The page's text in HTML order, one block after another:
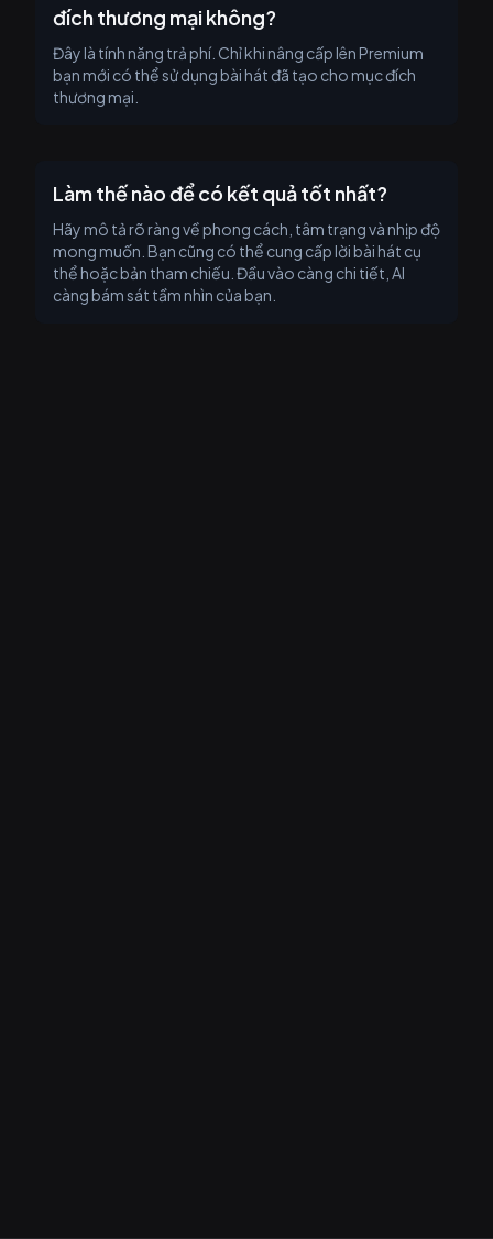
đích thương mại không?
Đây là tính năng trả phí. Chỉ khi nâng cấp lên Premium
bạn mới có thể sử dụng bài hát đã tạo cho mục đích
thương mại.
Làm thế nào để có kết quả tốt nhất?
Hãy mô tả rõ ràng về phong cách, tâm trạng và nhịp độ
mong muốn. Bạn cũng có thể cung cấp lời bài hát cụ
thể hoặc bản tham chiếu. Đầu vào càng chi tiết, AI
càng bám sát tầm nhìn của bạn.